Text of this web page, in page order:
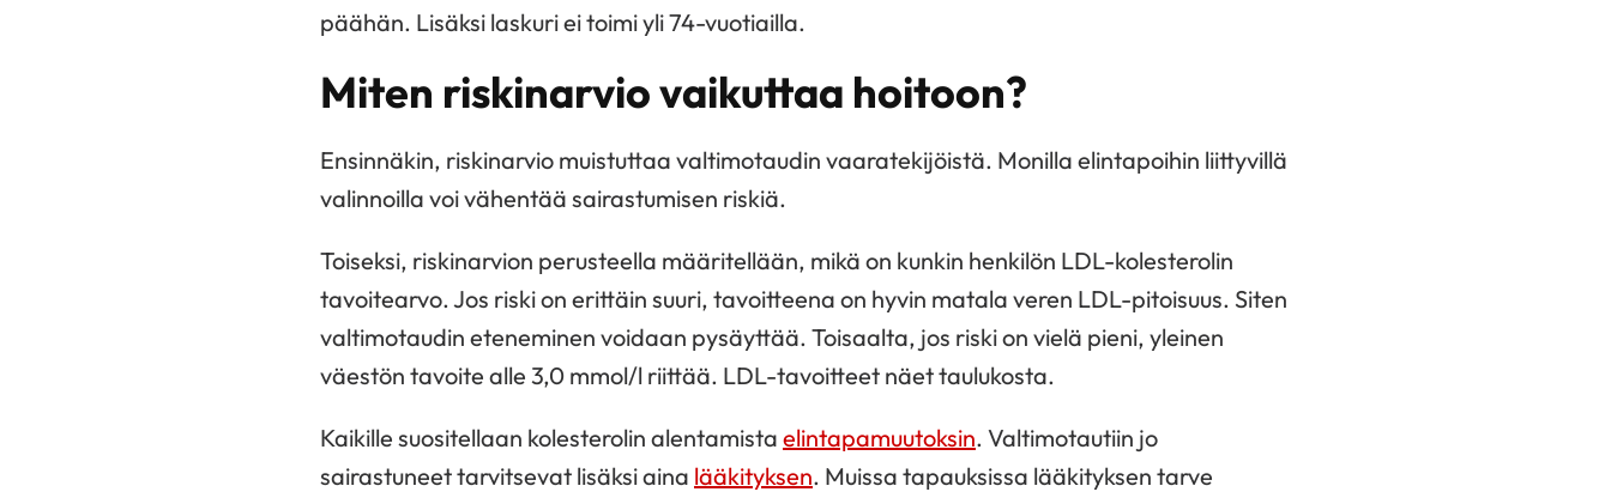
päähän. Lisäksi laskuri ei toimi yli 74-vuotiailla.
Miten riskinarvio vaikuttaa hoitoon?
Ensinnäkin, riskinarvio muistuttaa valtimotaudin vaaratekijöistä. Monilla elintapoihin liittyvillä
valinnoilla voi vähentää sairastumisen riskiä.
Toiseksi, riskinarvion perusteella määritellään, mikä on kunkin henkilön LDL-kolesterolin
tavoitearvo. Jos riski on erittäin suuri, tavoitteena on hyvin matala veren LDL-pitoisuus. Siten
valtimotaudin eteneminen voidaan pysäyttää. Toisaalta, jos riski on vielä pieni, yleinen
väestön tavoite alle 3,0 mmol/l riittää. LDL-tavoitteet näet taulukosta.
Kaikille suositellaan kolesterolin alentamista elintapamuutoksin. Valtimotautiin jo
sairastuneet tarvitsevat lisäksi aina lääkityksen. Muissa tapauksissa lääkityksen tarve